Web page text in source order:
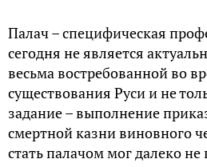
Палач – специфическая
сегодня не является
весьма востребованной во
существования Руси и не
задание – выполнение
смертной казни виновного
стать палачом мог далеко